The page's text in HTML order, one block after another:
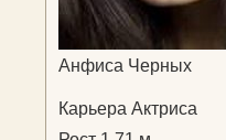
Анфиса Черных
Карьера Актриса